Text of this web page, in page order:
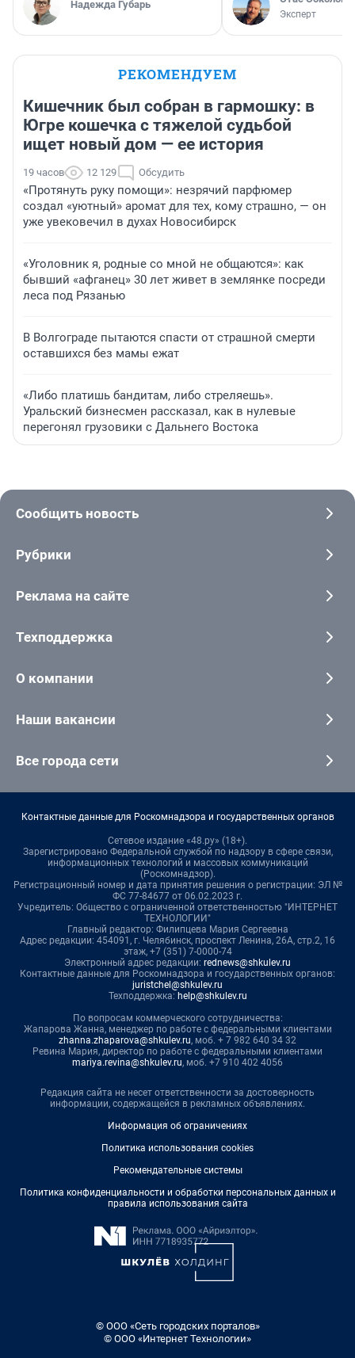
Надежда Губарь
Эксперт
РЕКОМЕНДУЕМ
Кишечник был собран в гармошку: в
Югре кошечка с тяжелой судьбой
ищет новый дом — ее история
19 часов 12 129 Обсудить
«Протянуть руку помощи»: незрячий парфюмер
создал «уютный» аромат для тех, кому страшно, — он
уже увековечил в духах Новосибирск
«Уголовник я, родные со мной не общаются»: как
бывший «афганец» 30 лет живет в землянке посреди
леса под Рязанью
В Волгограде пытаются спасти от страшной смерти
оставшихся без мамы ежат
«Либо платишь бандитам, либо стреляешь».
Уральский бизнесмен рассказал, как в нулевые
перегонял грузовики с Дальнего Востока
Сообщить новость
Рубрики
Реклама на сайте
Техподдержка
О компании
Наши вакансии
Все города сети
Контактные данные для Роскомнадзора и государственных органов
Сетевое издание «48.ру» (18+).
Зарегистрировано Федеральной службой по надзору в сфере связи,
информационных технологий и массовых коммуникаций
(Роскомнадзор).
Регистрационный номер и дата принятия решения о регистрации: ЭЛ №
ФС 77-84677 от 06.02.2023 г.
Учредитель: Общество с ограниченной ответственностью "ИНТЕРНЕТ
ТЕХНОЛОГИИ"
Главный редактор: Филипцева Мария Сергеевна
Адрес редакции: 454091, г. Челябинск, проспект Ленина, 26А, стр.2, 16
этаж, +7 (351) 7-0000-74
Электронный адрес редакции: rednews@shkulev.ru
Контактные данные для Роскомнадзора и государственных органов:
juristchel@shkulev.ru
Техподдержка: help@shkulev.ru
По вопросам коммерческого сотрудничества:
Жапарова Жанна, менеджер по работе с федеральными клиентами
zhanna.zhaparova@shkulev.ru, моб. + 7 982 640 34 32
Ревина Мария, директор по работе с федеральными клиентами
mariya.revina@shkulev.ru, моб. +7 910 402 4056
Редакция сайта не несет ответственности за достоверность
информации, содержащейся в рекламных объявлениях.
Информация об ограничениях
Политика использования cookies
Рекомендательные системы
Политика конфиденциальности и обработки персональных данных и
правила использования сайта
© ООО «Сеть городских порталов»
© ООО «Интернет Технологии»